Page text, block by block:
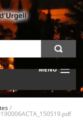
MENU
/